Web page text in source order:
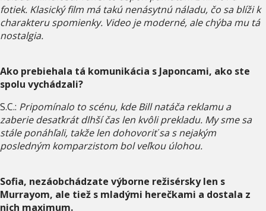
fotiek. Klasický film má takú nenásytnú náladu, čo sa blíži k
charakteru spomienky. Video je moderné, ale chýba mu tá
nostalgia.
Ako prebiehala tá komunikácia s Japoncami, ako ste
spolu vychádzali?
S.C.: Pripomínalo to scénu, kde Bill natáča reklamu a
zaberie desaťkrát dlhší čas len kvôli prekladu. My sme sa
stále ponáhľali, takže len dohovoriť sa s nejakým
posledným komparzistom bol veľkou úlohou.
Sofia, nezáobchádzate výborne režisérsky len s
Murrayom, ale tiež s mladými herečkami a dostala z
nich maximum.